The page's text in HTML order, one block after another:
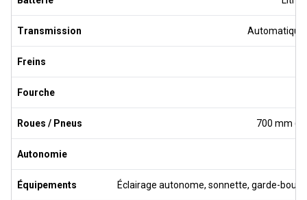
Transmission Automatique
Freins
Fourche
Roues / Pneus 700 mm
Autonomie
Équipements Éclairage autonome, sonnette, garde-